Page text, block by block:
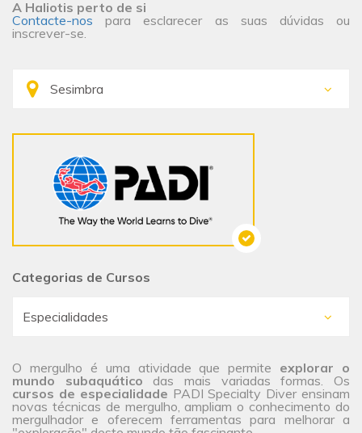
A Haliotis perto de si
Contacte-nos para esclarecer as suas dúvidas ou
inscrever-se.
Categorias de Cursos
O mergulho é uma atividade que permite explorar o
mundo subaquático das mais variadas formas. Os
cursos de especialidade PADI Specialty Diver ensinam
novas técnicas de mergulho, ampliam o conhecimento do
mergulhador e oferecem ferramentas para melhorar a